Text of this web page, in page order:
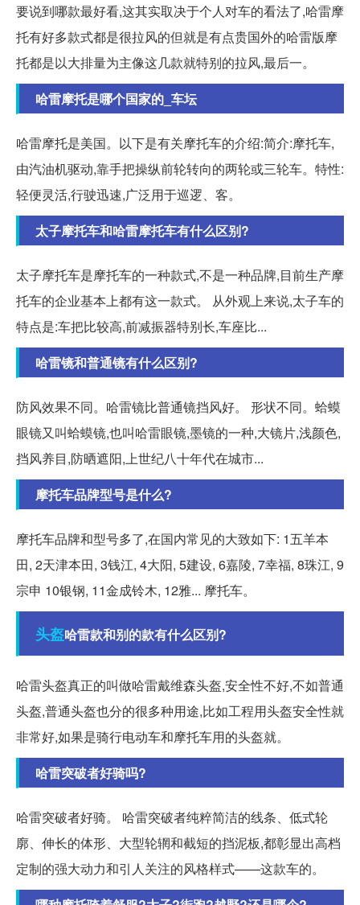
要说到哪款最好看,这其实取决于个人对车的看法了,哈雷摩
托有好多款式都是很拉风的但就是有点贵国外的哈雷版摩
托都是以大排量为主像这几款就特别的拉风,最后一。
哈雷摩托是哪个国家的_车坛
哈雷摩托是美国。以下是有关摩托车的介绍:简介:摩托车,
由汽油机驱动,靠手把操纵前轮转向的两轮或三轮车。特性:
轻便灵活,行驶迅速,广泛用于巡逻、客。
太子摩托车和哈雷摩托车有什么区别?
太子摩托车是摩托车的一种款式,不是一种品牌,目前生产摩
托车的企业基本上都有这一款式。 从外观上来说,太子车的
特点是:车把比较高,前减振器特别长,车座比...
哈雷镜和普通镜有什么区别?
防风效果不同。哈雷镜比普通镜挡风好。 形状不同。蛤蟆
眼镜又叫蛤蟆镜,也叫哈雷眼镜,墨镜的一种,大镜片,浅颜色,
挡风养目,防晒遮阳,上世纪八十年代在城市...
摩托车品牌型号是什么?
摩托车品牌和型号多了,在国内常见的大致如下: 1五羊本
田, 2天津本田, 3钱江, 4大阳, 5建设, 6嘉陵, 7幸福, 8珠江, 9
宗申 10银钢, 11金成铃木, 12雅... 摩托车。
头盔哈雷款和别的款有什么区别?
哈雷头盔真正的叫做哈雷戴维森头盔,安全性不好,不如普通
头盔,普通头盔也分的很多种用途,比如工程用头盔安全性就
非常好,如果是骑行电动车和摩托车用的头盔就。
哈雷突破者好骑吗?
哈雷突破者好骑。 哈雷突破者纯粹简洁的线条、低式轮
廓、伸长的体形、大型轮辋和截短的挡泥板,都彰显出高档
定制的强大动力和引人关注的风格样式——这款车的。